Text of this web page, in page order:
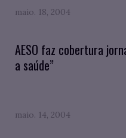
maio. 18, 2004
AESO faz cobertura
a saúde”
maio. 14, 2004